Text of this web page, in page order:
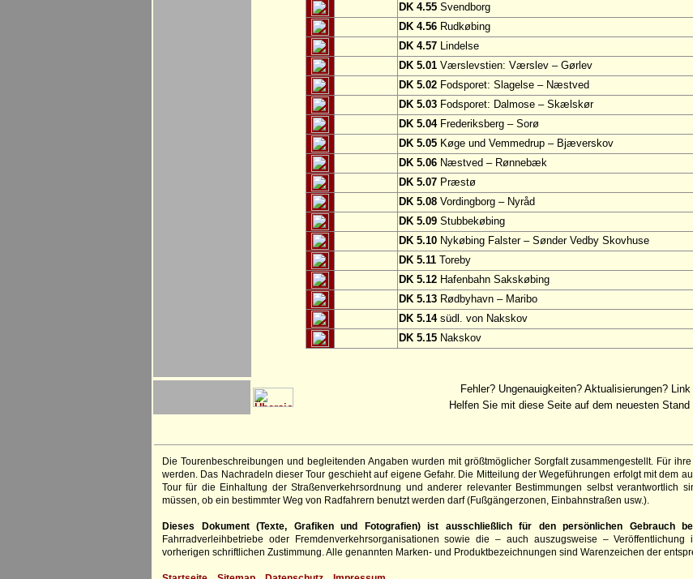
DK 4.55 Svendborg
DK 4.56 Rudkøbing
DK 4.57 Lindelse
DK 5.01 Værslevstien: Værslev – Gørlev
DK 5.02 Fodsporet: Slagelse – Næstved
DK 5.03 Fodsporet: Dalmose – Skælskør
DK 5.04Frederiksberg – Sorø
DK 5.05 Køge und Vemmedrup – Bjæverskov
DK 5.06 Næstved – Rønnebæk
DK 5.07 Præstø
DK 5.08 Vordingborg – Nyråd
DK 5.09 Stubbekøbing
DK 5.10 Nykøbing Falster – Sønder Vedby Skovhuse
DK 5.11 Toreby
DK 5.12 Hafenbahn Sakskøbing
DK 5.13 Rødbyhavn – Maribo
DK 5.14südl. von Nakskov
DK 5.15 Nakskov
Fehler? Ungenauigkeiten? Aktualisierungen?
Helfen Sie mit diese Seite auf dem neuesten Stand
Die Tourenbeschreibungen und begleitenden Angaben wurden mit größtmöglicher Sorgfalt zusammengestellt. Für
werden. Das Nachradeln dieser Tour geschieht auf eigene Gefahr. Die Mitteilung der Wegeführungen erfolgt mit dem
Tour für die Einhaltung der Straßenverkehrsordnung und anderer relevanter Bestimmungen selbst verantwortlich
müssen, ob ein bestimmter Weg von Radfahrern benutzt werden darf (Fußgängerzonen, Einbahnstraßen usw.).
Dieses Dokument (Texte, Grafiken und Fotografien) ist ausschließlich für den persönlichen Gebrauch
Fahrradverleihbetriebe oder Fremdenverkehrsorganisationen sowie die – auch auszugsweise –
vorherigen schriftlichen Zustimmung. Alle genannten Marken- und Produktbezeichnungen sind Warenzeichen der